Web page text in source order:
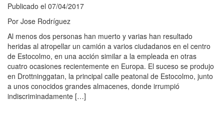
Publicado el 07/04/2017
Por Jose Rodríguez
Al menos dos personas han muerto y varias han resultado
heridas al atropellar un camión a varios ciudadanos en el centro
de Estocolmo, en una acción similar a la empleada en otras
cuatro ocasiones recientemente en Europa. El suceso se produjo
en Drottninggatan, la principal calle peatonal de Estocolmo, junto
a unos conocidos grandes almacenes, donde irrumpió
indiscriminadamente […]